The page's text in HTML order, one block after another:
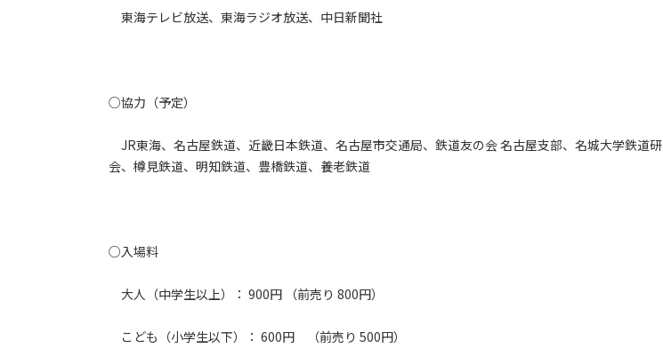
東海テレビ放送、東海ラジオ放送、中日新聞社
○協力（予定）
JR東海、名古屋鉄道、近畿日本鉄道、名古屋市交通局、鉄道友の会 名古屋支部、名城大学鉄道
会、樽見鉄道、明知鉄道、豊橋鉄道、養老鉄道
○入場料
大人（中学生以上）： 900円 （前売り 800円）
こども（小学生以下）： 600円 （前売り 500円）